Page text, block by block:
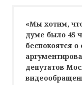
«Мы хотим,
думе было 45
беспокоятся
депутатов